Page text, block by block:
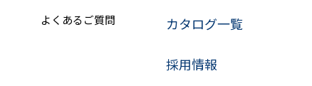
よくあるご質問
カタログ一覧
採用情報